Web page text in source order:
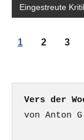
Eingestreute
1 2 3
Vers der